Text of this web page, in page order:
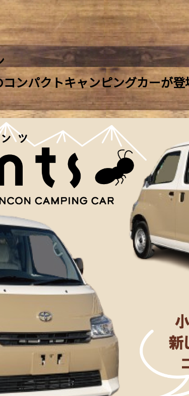
ンパクトキャンピングカーが登